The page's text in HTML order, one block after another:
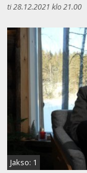
ti 28.12.2021 klo 21.00
Jakso: 1